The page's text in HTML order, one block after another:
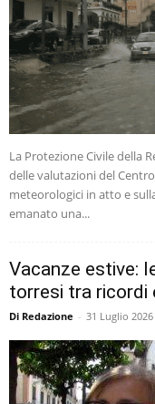
La Protezione Civile della
delle valutazioni del
meteorologici in atto e
emanato una...
Vacanze estive:
torresi tra ricordi
Di Redazione - 31 Luglio 2026